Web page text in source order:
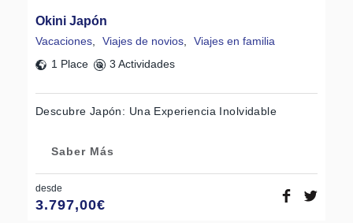
Okini Japón
Vacaciones, Viajes de novios,
Viajes en familia
1 Place
3 Actividades
Descubre Japón: Una Experiencia Inolvidable
Saber Más
desde
3.797,00€